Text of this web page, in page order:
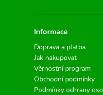
Informace
Doprava a platba
Jak nakupovat
Věrnostní program
Obchodní podmínky
Podmínky ochrany